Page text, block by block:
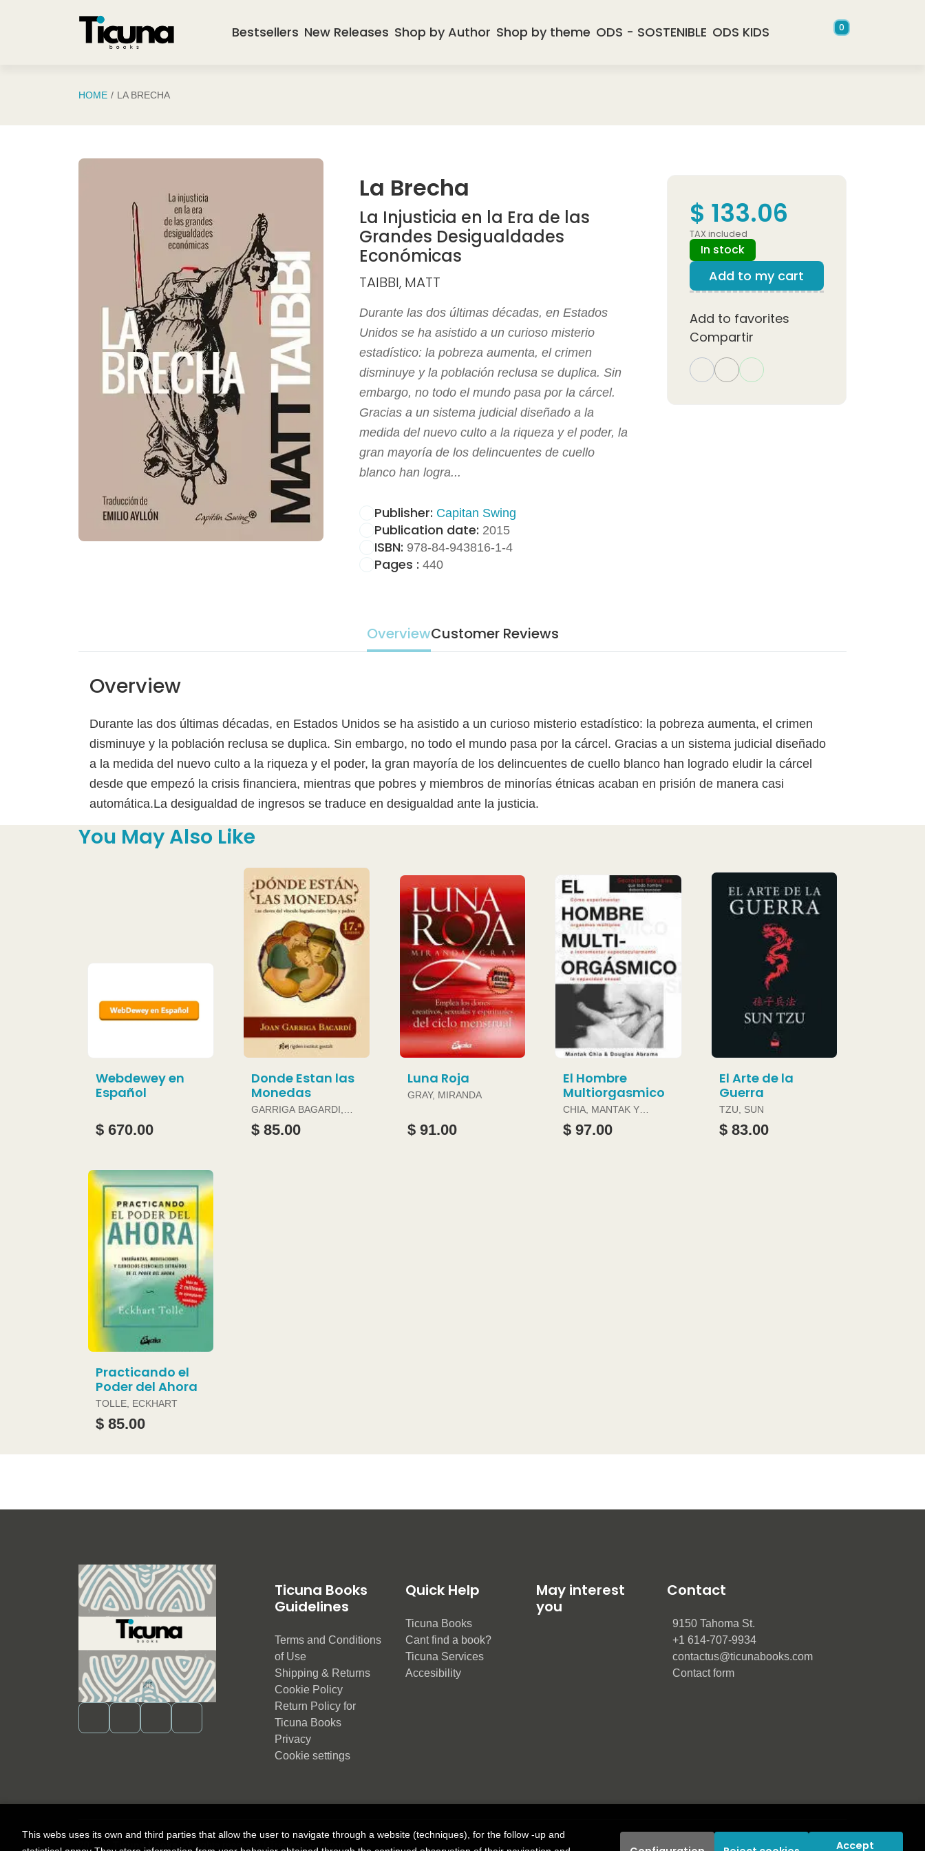
Bestsellers New Releases Shop by Author Shop by theme ODS - SOSTENIBLE ODS KIDS 0
HOME LA BRECHA
La Brecha
La Injusticia en la Era de las
Grandes Desigualdades
Económicas
TAIBBI, MATT
Durante las dos últimas décadas, en Estados
Unidos se ha asistido a un curioso misterio
estadístico: la pobreza aumenta, el crimen
disminuye y la población reclusa se duplica. Sin
embargo, no todo el mundo pasa por la cárcel.
Gracias a un sistema judicial diseñado a la
medida del nuevo culto a la riqueza y el poder, la
gran mayoría de los delincuentes de cuello
blanco han logra...
Publisher: Capitan Swing
Publication date: 2015
ISBN: 978-84-943816-1-4
Pages : 440
$ 133.06
TAX included
In stock
Add to my cart
Add to favorites
Compartir
OverviewCustomer Reviews
Overview
Durante las dos últimas décadas, en Estados Unidos se ha asistido a un curioso misterio estadístico: la pobreza aumenta, el crimen
disminuye y la población reclusa se duplica. Sin embargo, no todo el mundo pasa por la cárcel. Gracias a un sistema judicial diseñado
a la medida del nuevo culto a la riqueza y el poder, la gran mayoría de los delincuentes de cuello blanco han logrado eludir la cárcel
desde que empezó la crisis financiera, mientras que pobres y miembros de minorías étnicas acaban en prisión de manera casi
automática.La desigualdad de ingresos se traduce en desigualdad ante la justicia.
You May Also Like
Webdewey en
Español
$ 670.00
Donde Estan las
Monedas
GARRIGA BAGARDI,
JOAN
$ 85.00
Luna Roja
GRAY, MIRANDA
$ 91.00
El Hombre
Multiorgasmico
CHIA, MANTAK Y
DOUGLAS ABRAMS
$ 97.00
El Arte de la
Guerra
TZU, SUN
$ 83.00
Practicando el
Poder del Ahora
TOLLE, ECKHART
$ 85.00
Ticuna Books
Guidelines
Terms and Conditions
of Use
Shipping & Returns
Cookie Policy
Return Policy for
Ticuna Books
Privacy
Cookie settings
Quick Help
Ticuna Books
Cant find a book?
Ticuna Services
Accesibility
May interest
you
Contact
9150 Tahoma St.
+1 614-707-9934
contactus@ticunabooks.com
Contact form
This webs uses its own and third parties that allow the user to navigate through a website (techniques), for the follow -up and
Accept